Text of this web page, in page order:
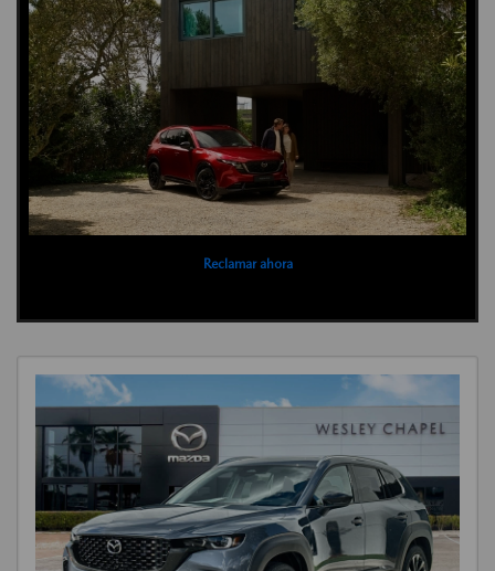
Reclamar ahora